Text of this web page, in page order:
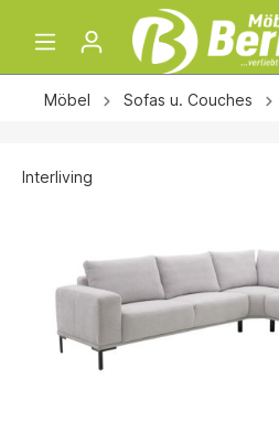
Möbel Sofas u. Couches
Interliving